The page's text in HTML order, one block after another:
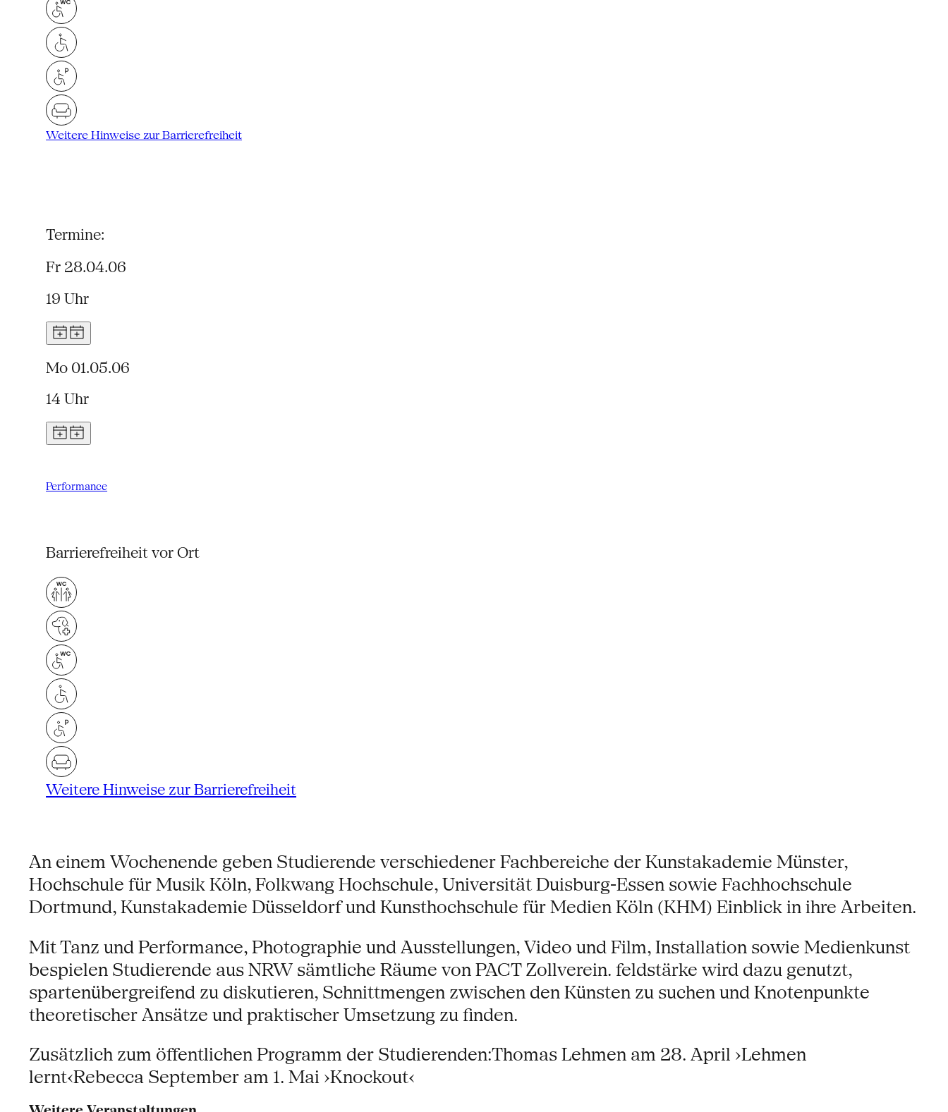
Weitere Hinweise zur Barrierefreiheit
Termine:
Fr 28.04.06
19 Uhr
Mo 01.05.06
14 Uhr
Performance
Barrierefreiheit vor Ort
Weitere Hinweise zur Barrierefreiheit
An einem Wochenende geben Studierende verschiedener Fachbereiche der Kunstakademie Münster,
Hochschule für Musik Köln, Folkwang Hochschule, Universität Duisburg-Essen sowie Fachhochschule
Dortmund, Kunstakademie Düsseldorf und Kunsthochschule für Medien Köln (KHM) Einblick in ihre Arbeiten.
Mit Tanz und Performance, Photographie und Ausstellungen, Video und Film, Installation sowie Medienkunst
bespielen Studierende aus NRW sämtliche Räume von PACT Zollverein. feldstärke wird dazu genutzt,
spartenübergreifend zu diskutieren, Schnittmengen zwischen den Künsten zu suchen und Knotenpunkte
theoretischer Ansätze und praktischer Umsetzung zu finden.
Zusätzlich zum öffentlichen Programm der Studierenden:Thomas Lehmen am 28. April ›Lehmen
lernt‹Rebecca September am 1. Mai ›Knockout‹